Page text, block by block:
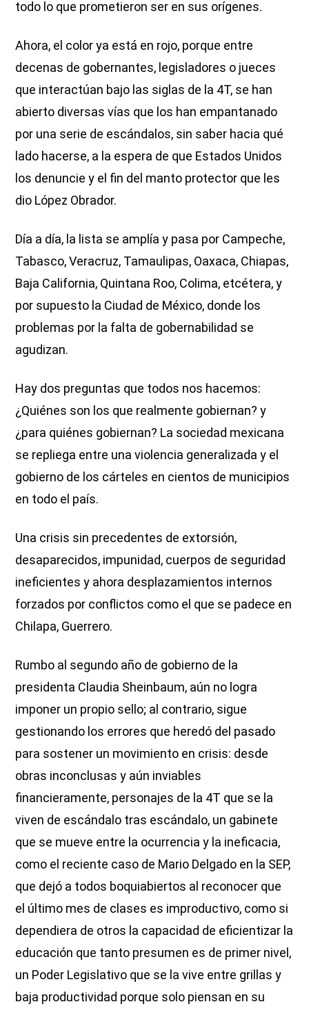
todo lo que prometieron ser en sus orígenes.
Ahora, el color ya está en rojo, porque entre
decenas de gobernantes, legisladores o jueces
que interactúan bajo las siglas de la 4T, se han
abierto diversas vías que los han empantanado
por una serie de escándalos, sin saber hacia qué
lado hacerse, a la espera de que Estados Unidos
los denuncie y el fin del manto protector que les
dio López Obrador.
Día a día, la lista se amplía y pasa por Campeche,
Tabasco, Veracruz, Tamaulipas, Oaxaca, Chiapas,
Baja California, Quintana Roo, Colima, etcétera, y
por supuesto la Ciudad de México, donde los
problemas por la falta de gobernabilidad se
agudizan.
Hay dos preguntas que todos nos hacemos:
¿Quiénes son los que realmente gobiernan? y
¿para quiénes gobiernan? La sociedad mexicana
se repliega entre una violencia generalizada y el
gobierno de los cárteles en cientos de municipios
en todo el país.
Una crisis sin precedentes de extorsión,
desaparecidos, impunidad, cuerpos de seguridad
ineficientes y ahora desplazamientos internos
forzados por conflictos como el que se padece en
Chilapa, Guerrero.
Rumbo al segundo año de gobierno de la
presidenta Claudia Sheinbaum, aún no logra
imponer un propio sello; al contrario, sigue
gestionando los errores que heredó del pasado
para sostener un movimiento en crisis: desde
obras inconclusas y aún inviables
financieramente, personajes de la 4T que se la
viven de escándalo tras escándalo, un gabinete
que se mueve entre la ocurrencia y la ineficacia,
como el reciente caso de Mario Delgado en la SEP,
que dejó a todos boquiabiertos al reconocer que
el último mes de clases es improductivo, como si
dependiera de otros la capacidad de eficientizar la
educación que tanto presumen es de primer nivel,
un Poder Legislativo que se la vive entre grillas y
baja productividad porque solo piensan en su